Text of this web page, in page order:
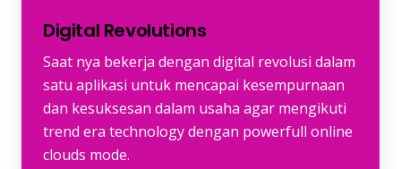
Digital Revolutions
Saat nya bekerja dengan digital revolusi dalam
satu aplikasi untuk mencapai kesempurnaan
dan kesuksesan dalam usaha agar mengikuti
trend era technology dengan powerfull online
clouds mode.